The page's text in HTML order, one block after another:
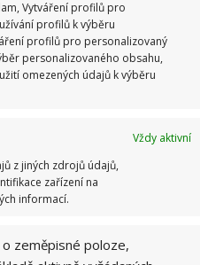
Vytváření profilů pro
profilů k výběru
profilů pro personalizovaný
personalizovaného obsahu,
omezených údajů k výběru
Vždy aktivní
z jiných zdrojů údajů,
zařízení na
informací.
zeměpisné poloze,
snížení jeho spotřeby.